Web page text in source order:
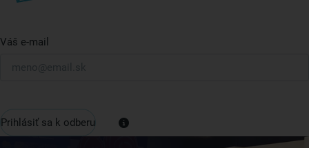
Váš e-mail
Prihlásiť sa k odberu